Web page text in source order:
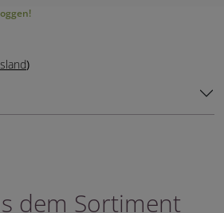
)
dem Sortiment